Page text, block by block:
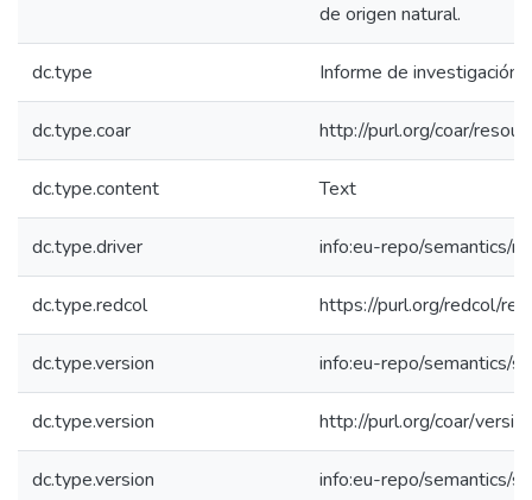
de origen natural.
dc.type Informe de investigación
dc.type.coar http://purl.org/coar/
dc.type.content Text
dc.type.driver info:eu-repo/semantics/
dc.type.redcol https://purl.org/redcol/
dc.type.version info:eu-repo/semantics/
dc.type.version http://purl.org/coar/
dc.type.version info:eu-repo/semantics/